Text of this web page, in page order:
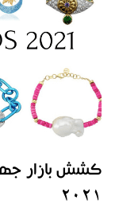
کشش بازار
2021